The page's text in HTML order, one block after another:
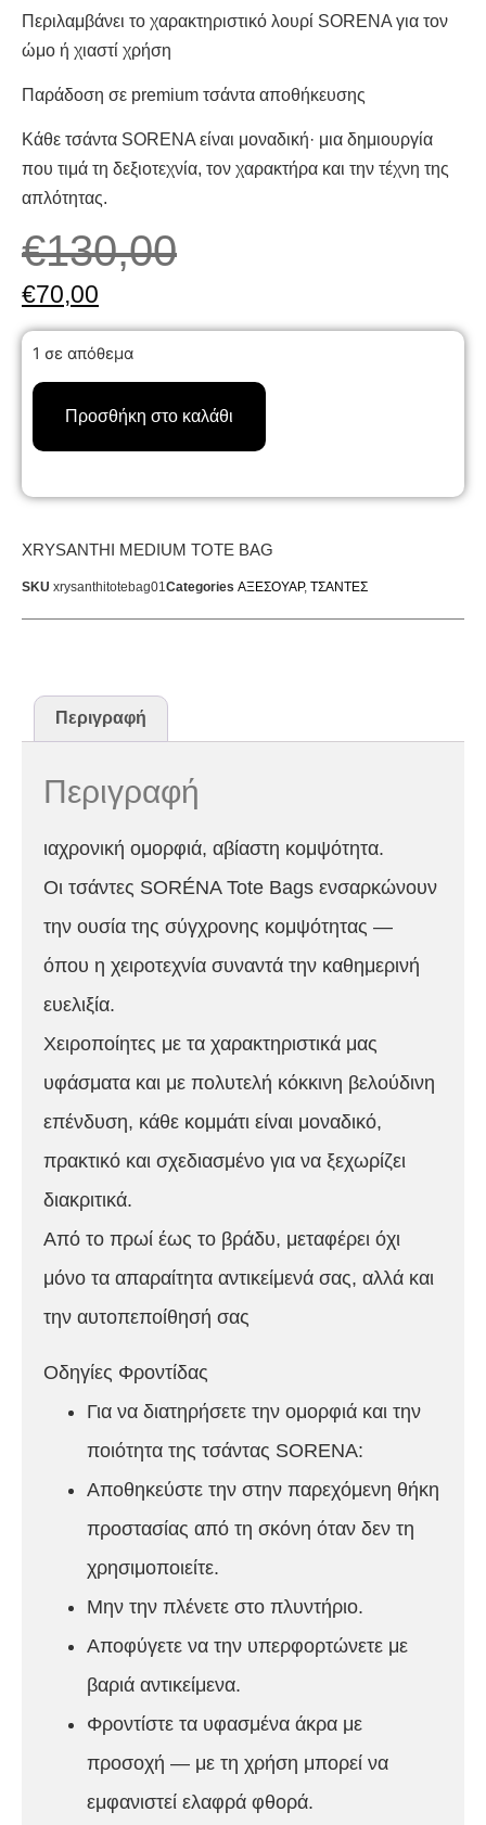
Περιλαμβάνει το χαρακτηριστικό λουρί SORENA για τον
ώμο ή χιαστί χρήση
Παράδοση σε premium τσάντα αποθήκευσης
Κάθε τσάντα SORENA είναι μοναδική· μια δημιουργία
που τιμά τη δεξιοτεχνία, τον χαρακτήρα και την τέχνη της
απλότητας.
€130,00
Original
price
was:
€130,00.
€70,00
Η
τρέχουσα
τιμή
είναι:
€70,00.
1 σε απόθεμα
XRYSANTHI
MEDIUM
TOTE
BAG
ποσότητα
Προσθήκη στο καλάθι
XRYSANTHI MEDIUM TOTE BAG
SKU xrysanthitotebag01 Categories ΑΞΕΣΟΥΑΡ, ΤΣΑΝΤΕΣ
Περιγραφή
Περιγραφή
ιαχρονική ομορφιά, αβίαστη κομψότητα.
Οι τσάντες SORÉNA Tote Bags ενσαρκώνουν
την ουσία της σύγχρονης κομψότητας —
όπου η χειροτεχνία συναντά την καθημερινή
ευελιξία.
Χειροποίητες με τα χαρακτηριστικά μας
υφάσματα και με πολυτελή κόκκινη βελούδινη
επένδυση, κάθε κομμάτι είναι μοναδικό,
πρακτικό και σχεδιασμένο για να ξεχωρίζει
διακριτικά.
Από το πρωί έως το βράδυ, μεταφέρει όχι
μόνο τα απαραίτητα αντικείμενά σας, αλλά και
την αυτοπεποίθησή σας
Οδηγίες Φροντίδας
Για να διατηρήσετε την ομορφιά και την
ποιότητα της τσάντας SORENA:
Αποθηκεύστε την στην παρεχόμενη θήκη
προστασίας από τη σκόνη όταν δεν τη
χρησιμοποιείτε.
Μην την πλένετε στο πλυντήριο.
Αποφύγετε να την υπερφορτώνετε με
βαριά αντικείμενα.
Φροντίστε τα υφασμένα άκρα με
προσοχή — με τη χρήση μπορεί να
εμφανιστεί ελαφρά φθορά.